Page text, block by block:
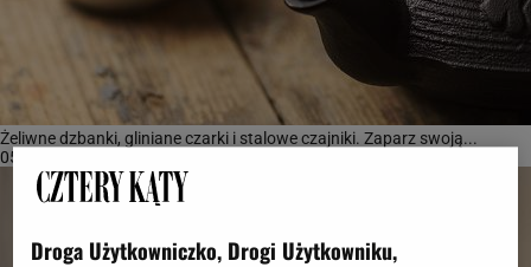
Żeliwne dzbanki, gliniane czarki i stalowe czajniki. Zaparz swoją...
05-10-2025 14:50
Droga Użytkowniczko, Drogi Użytkowniku,